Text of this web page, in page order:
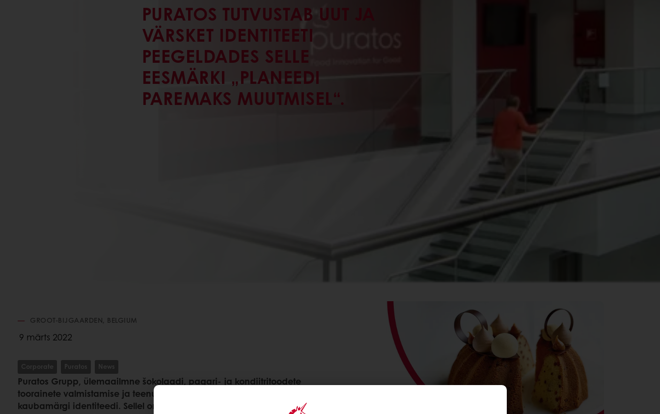
PURATOS TUTVUSTAB UUT JA
VÄRSKET IDENTITEETI
PEEGELDADES SELLE
EESMÄRKI „PLANEEDI
PAREMAKS MUUTMISEL“.
GROOT-BIJGAARDEN, BELGIUM
9 märts 2022
Corporate Puratos News
Puratos Grupp, ülemaailmne šokolaadi, pagari- ja kondiitritoodete
toorainete valmistamise ja teenuste liider, avalikustas oma uue
kaubamärgi identiteedi. Sellel on uus logo, maja värvid ja tunnuslause